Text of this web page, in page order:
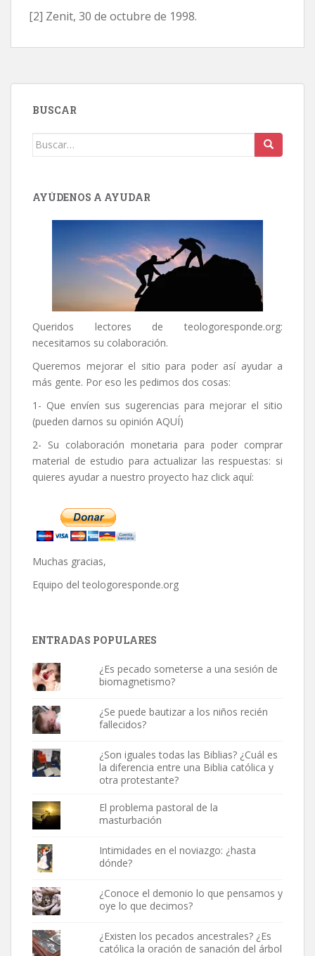
[2] Zenit, 30 de octubre de 1998.
BUSCAR
Buscar:
AYÚDENOS A AYUDAR
Queridos lectores de teologoresponde.org:
necesitamos su colaboración.
Queremos mejorar el sitio para poder así ayudar a
más gente. Por eso les pedimos dos cosas:
1- Que envíen sus sugerencias para mejorar el sitio
(pueden darnos su opinión AQUÍ)
2- Su colaboración monetaria para poder comprar
material de estudio para actualizar las respuestas: si
quieres ayudar a nuestro proyecto haz click aquí:
Muchas gracias,
Equipo del teologoresponde.org
ENTRADAS POPULARES
¿Es pecado someterse a una sesión de
biomagnetismo?
¿Se puede bautizar a los niños recién
fallecidos?
¿Son iguales todas las Biblias? ¿Cuál es
la diferencia entre una Biblia católica y
otra protestante?
El problema pastoral de la
masturbación
Intimidades en el noviazgo: ¿hasta
dónde?
¿Conoce el demonio lo que pensamos y
oye lo que decimos?
¿Existen los pecados ancestrales? ¿Es
católica la oración de sanación del árbol